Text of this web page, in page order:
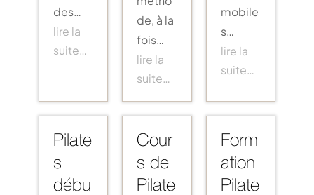
des…
lire la
suite…
de, à la
fois…
lire la
suite…
mobile
s…
lire la
suite…
Pilate
s
débu
Cour
s de
Pilate
Form
ation
Pilate